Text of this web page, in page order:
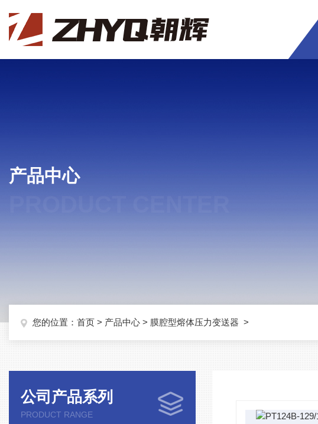
产品中心
您的位置： 首页 > 产品中心 > 膜腔型熔体压力变送器 >
公司产品系列
PRODUCT RANGE